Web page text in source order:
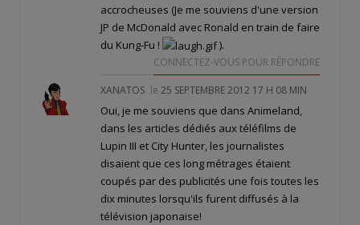
accrocheuses (Je me souviens d'une version
JP de McDonald avec Ronald en train de faire
du Kung-Fu !
).
CONNECTEZ-VOUS POUR RÉPONDRE
XANATOS le 25 SEPTEMBRE 2012 17 H 08 MIN
Oui, je me souviens que dans Animeland,
dans les articles dédiés aux téléfilms de
Lupin III et City Hunter, les journalistes
disaient que ces long métrages étaient
coupés par des publicités une fois toutes les
dix minutes lorsqu'ils furent diffusés à la
télévision japonaise!